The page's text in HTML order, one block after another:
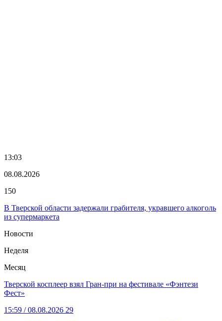
13:03
08.08.2026
150
В Тверской области задержали грабителя, укравшего алкоголь
из супермаркета
Новости
Неделя
Месяц
Тверской косплеер взял Гран-при на фестивале «Фэнтези
Фест»
15:59 / 08.08.2026 29